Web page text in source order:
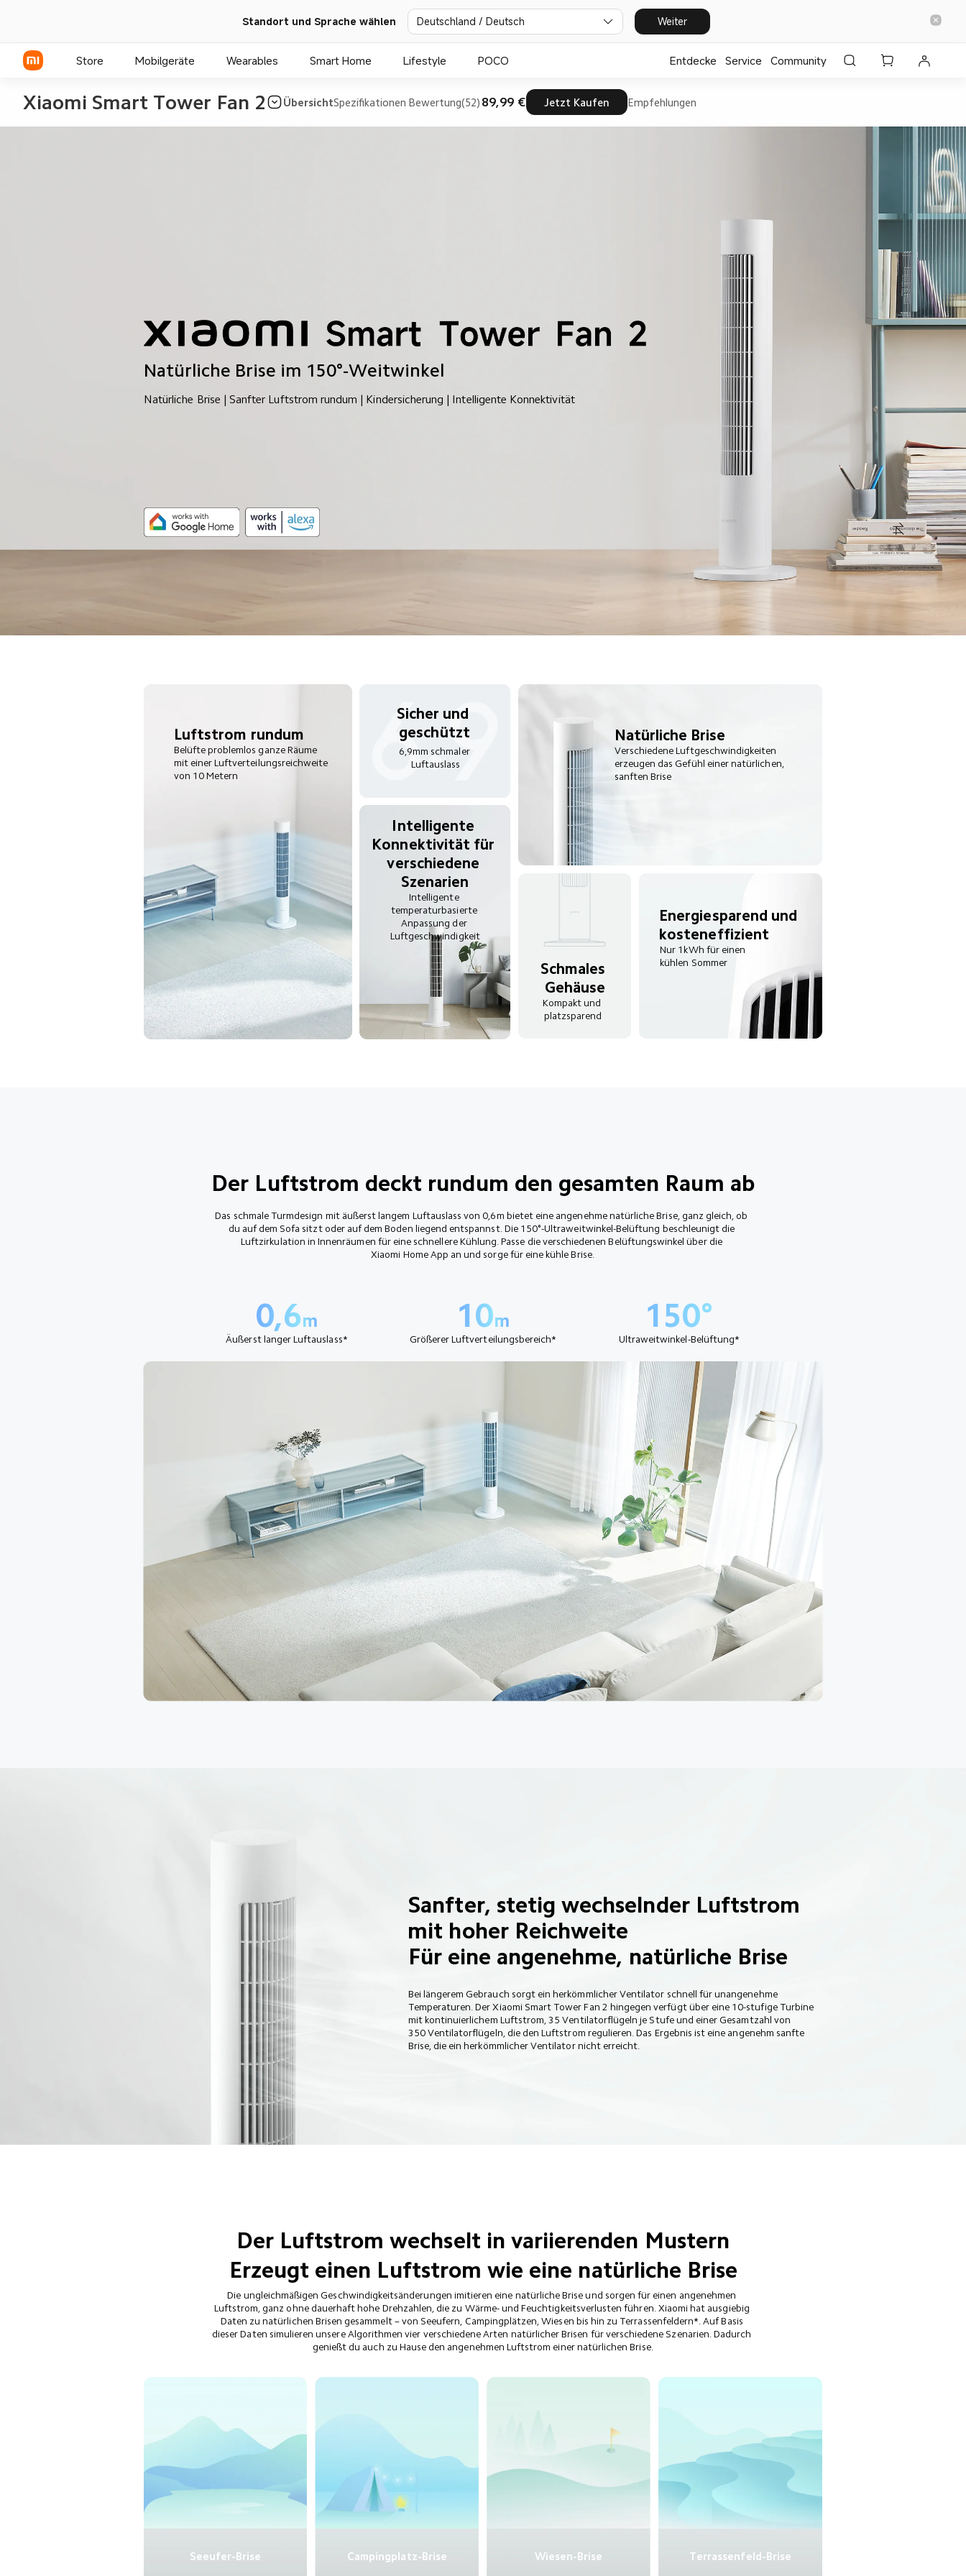
Standort und Sprache wählen Deutschland / Deutsch Weiter
Store Mobilgeräte Wearables Smart Home Lifestyle POCO Entdecke ⁣Service Community
Xiaomi Smart Tower Fan 2 ÜbersichtSpezifikationen Bewertung(52) 89,99 € Jetzt Kaufen Empfehlungen
Natürliche Brise im 150°-Weitwinkel
Natürliche Brise | Sanfter Luftstrom rundum | Kindersicherung | Intelligente Konnektivität
Luftstrom rundum
Belüfte problemlos ganze Räume
mit einer Luftverteilungsreichweite
von 10 Metern
Sicher und
geschützt
6,9mm schmaler
Luftauslass
Intelligente
Konnektivität für
verschiedene
Szenarien
Intelligente
temperaturbasierte
Anpassung der
Luftgeschwindigkeit
Natürliche Brise
Verschiedene Luftgeschwindigkeiten
erzeugen das Gefühl einer natürlichen,
sanften Brise
Schmales
Gehäuse
Kompakt und
platzsparend
Energiesparend und
kosteneffizient
Nur 1kWh für einen
kühlen Sommer
Der Luftstrom deckt rundum den gesamten Raum ab
Das schmale Turmdesign mit äußerst langem Luftauslass von 0,6m bietet eine angenehme natürliche Brise, ganz gleich, ob
du auf dem Sofa sitzt oder auf dem Boden liegend entspannst. Die 150°-Ultraweitwinkel-Belüftung beschleunigt die
Luftzirkulation in Innenräumen für eine schnellere Kühlung. Passe die verschiedenen Belüftungswinkel über die
Xiaomi Home App an und sorge für eine kühle Brise.
0,6m
Äußerst langer Luftauslass*
10m
Größerer Luftverteilungsbereich*
150°
Ultraweitwinkel-Belüftung*
Sanfter, stetig wechselnder Luftstrom
Für eine angenehme, natürliche Brise
Bei längerem Gebrauch sorgt ein herkömmlicher Ventilator schnell für unangenehme
Temperaturen. Der Xiaomi Smart Tower Fan 2 hingegen verfügt über eine 10-stufige Turbine
mit kontinuierlichem Luftstrom, 35 Ventilatorflügeln je Stufe und einer Gesamtzahl von
350 Ventilatorflügeln, die den Luftstrom regulieren. Das Ergebnis ist eine angenehm sanfte
Brise, die ein herkömmlicher Ventilator nicht erreicht.
Erzeugt einen Luftstrom wie eine natürliche Brise
Die ungleichmäßigen Geschwindigkeitsänderungen imitieren eine natürliche Brise und sorgen für einen angenehmen
Luftstrom, ganz ohne dauerhaft hohe Drehzahlen, die zu Wärme- und Feuchtigkeitsverlusten führen. Xiaomi hat ausgiebig
Daten zu natürlichen Brisen gesammelt – von Seeufern, Campingplätzen, Wiesen bis hin zu Terrassenfeldern*. Auf Basis
dieser Daten simulieren unsere Algorithmen vier verschiedene Arten natürlicher Brisen für verschiedene Szenarien. Dadurch
genießt du auch zu Hause den angenehmen Luftstrom einer natürlichen Brise.
Seeufer-Brise Campingplatz-Brise Wiesen-Brise Terrassenfeld-Brise